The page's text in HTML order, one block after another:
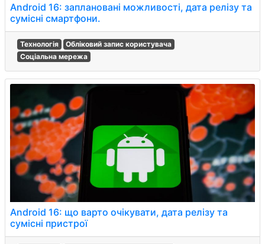
Android 16: заплановані можливості, дата релізу та
сумісні смартфони.
Технологія
Обліковий запис користувача
Соціальна мережа
Android 16: що варто очікувати, дата релізу та
сумісні пристрої